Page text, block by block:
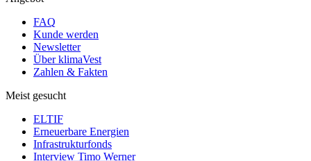
FAQ
Kunde werden
Newsletter
Über klimaVest
Zahlen & Fakten
Meist gesucht
ELTIF
Erneuerbare Energien
Infrastrukturfonds
Interview Timo Werner